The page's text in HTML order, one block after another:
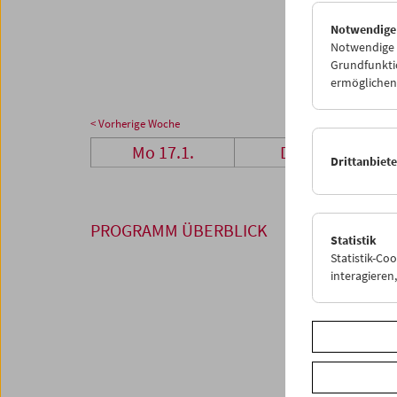
31
< Vorherige Woche
Mo 17.1. Di 18.1.
PROGRAMM ÜBERBLICK
Notwendige
Statistik
Statistik-